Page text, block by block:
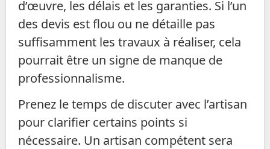
d’œuvre, les délais et les garanties. Si l’un
des devis est flou ou ne détaille pas
suffisamment les travaux à réaliser, cela
pourrait être un signe de manque de
professionnalisme.
Prenez le temps de discuter avec l’artisan
pour clarifier certains points si
nécessaire. Un artisan compétent sera